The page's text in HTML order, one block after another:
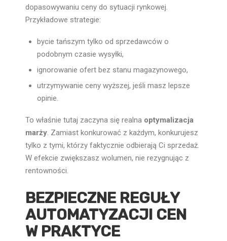
dopasowywaniu ceny do sytuacji rynkowej.
Przykładowe strategie:
bycie tańszym tylko od sprzedawców o
podobnym czasie wysyłki,
ignorowanie ofert bez stanu magazynowego,
utrzymywanie ceny wyższej, jeśli masz lepsze
opinie.
To właśnie tutaj zaczyna się realna optymalizacja
marży. Zamiast konkurować z każdym, konkurujesz
tylko z tymi, którzy faktycznie odbierają Ci sprzedaż.
W efekcie zwiększasz wolumen, nie rezygnując z
rentowności.
BEZPIECZNE REGUŁY
AUTOMATYZACJI CEN
W PRAKTYCE